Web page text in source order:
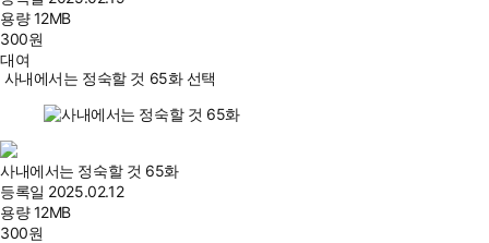
용량12MB
300원
대여
사내에서는 정숙할 것 65화 선택
사내에서는 정숙할 것 65화
등록일 2025.02.12
용량12MB
300원